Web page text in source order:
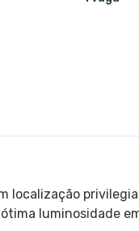
localização
luminosidade